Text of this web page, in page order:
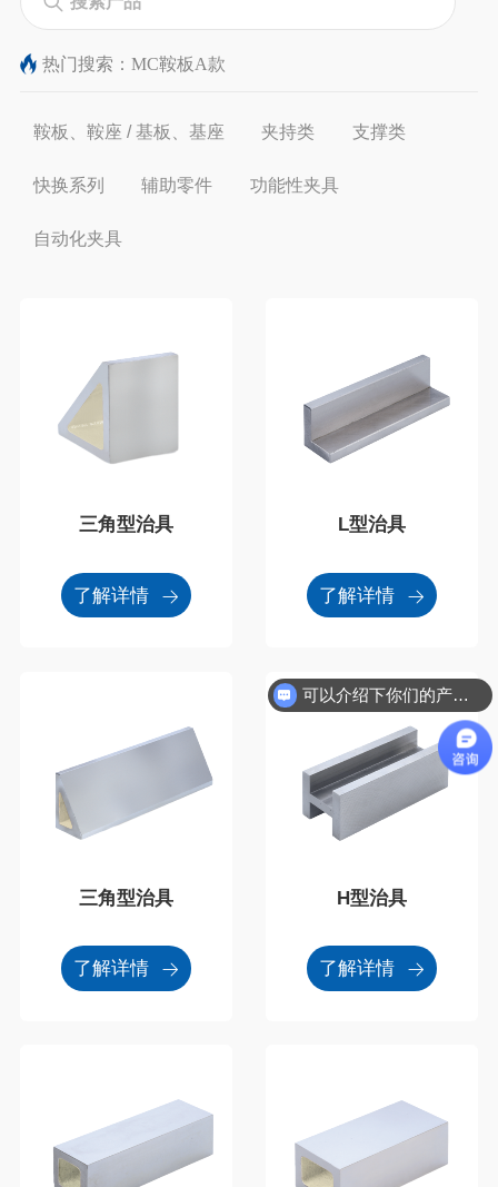
热门搜索： MC鞍板A款
鞍板、鞍座 / 基板、基座 夹持类 支撑类
快换系列 辅助零件 功能性夹具
自动化夹具
三角型治具
了解详情
L型治具
了解详情
三角型治具
了解详情
H型治具
了解详情
可以介绍下你们的产品么